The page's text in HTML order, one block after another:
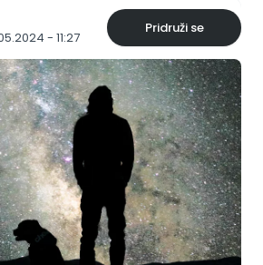
- 11:27
Pridruži se